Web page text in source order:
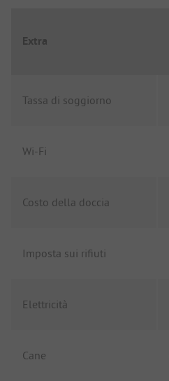
Extra
Tassa di soggiorno
Wi-Fi
Costo della doccia
Imposta sui rifiuti
Elettricità
Cane